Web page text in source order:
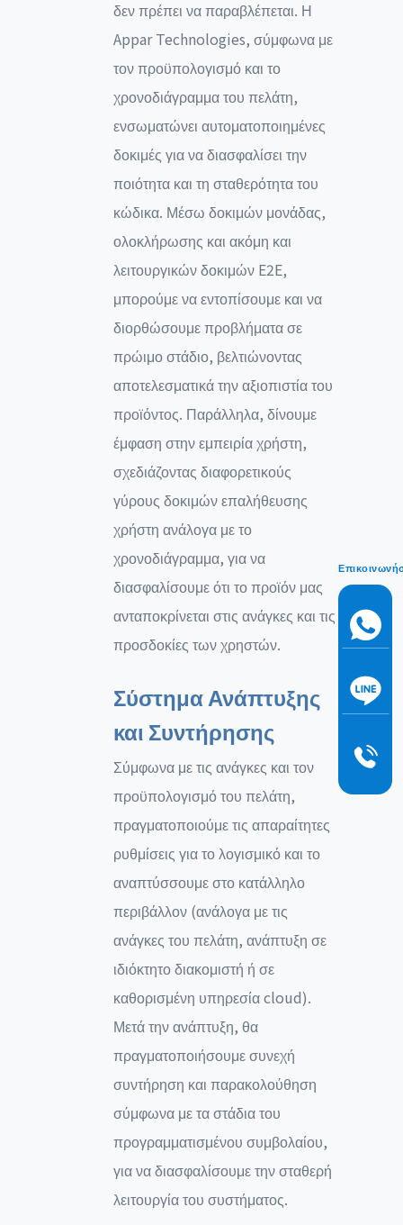
δεν πρέπει να παραβλέπεται. Η
Appar Technologies, σύμφωνα με
τον προϋπολογισμό και το
χρονοδιάγραμμα του πελάτη,
ενσωματώνει αυτοματοποιημένες
δοκιμές για να διασφαλίσει την
ποιότητα και τη σταθερότητα του
κώδικα. Μέσω δοκιμών μονάδας,
ολοκλήρωσης και ακόμη και
λειτουργικών δοκιμών E2E,
μπορούμε να εντοπίσουμε και να
διορθώσουμε προβλήματα σε
πρώιμο στάδιο, βελτιώνοντας
αποτελεσματικά την αξιοπιστία του
προϊόντος. Παράλληλα, δίνουμε
έμφαση στην εμπειρία χρήστη,
σχεδιάζοντας διαφορετικούς
γύρους δοκιμών επαλήθευσης
χρήστη ανάλογα με το
χρονοδιάγραμμα, για να
διασφαλίσουμε ότι το προϊόν μας
ανταποκρίνεται στις ανάγκες και τις
προσδοκίες των χρηστών.
Σύστημα Ανάπτυξης
και Συντήρησης
Σύμφωνα με τις ανάγκες και τον
προϋπολογισμό του πελάτη,
πραγματοποιούμε τις απαραίτητες
ρυθμίσεις για το λογισμικό και το
αναπτύσσουμε στο κατάλληλο
περιβάλλον (ανάλογα με τις
ανάγκες του πελάτη, ανάπτυξη σε
ιδιόκτητο διακομιστή ή σε
καθορισμένη υπηρεσία cloud).
Μετά την ανάπτυξη, θα
πραγματοποιήσουμε συνεχή
συντήρηση και παρακολούθηση
σύμφωνα με τα στάδια του
προγραμματισμένου συμβολαίου,
για να διασφαλίσουμε την σταθερή
λειτουργία του συστήματος.